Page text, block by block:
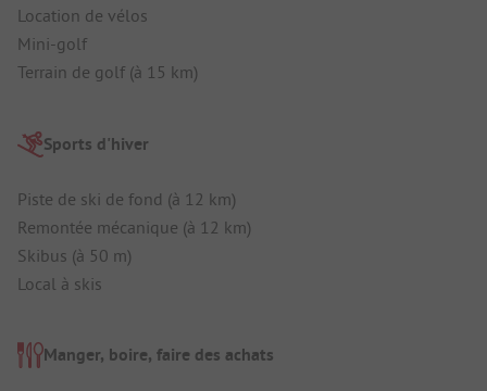
Location de vélos
Mini-golf
Terrain de golf (à 15 km)
Sports d'hiver
Piste de ski de fond (à 12 km)
Remontée mécanique (à 12 km)
Skibus (à 50 m)
Local à skis
Manger, boire, faire des achats